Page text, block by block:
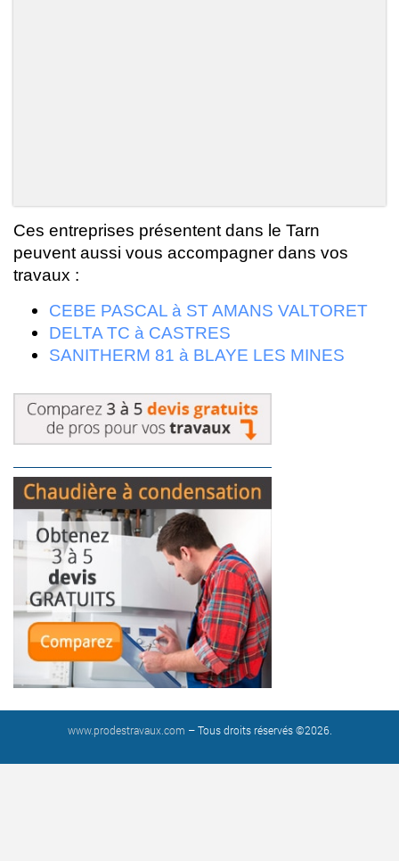
Ces entreprises présentent dans le Tarn
peuvent aussi vous accompagner dans vos
travaux :
CEBE PASCAL à ST AMANS VALTORET
DELTA TC à CASTRES
SANITHERM 81 à BLAYE LES MINES
www.prodestravaux.com – Tous droits réservés ©2026.